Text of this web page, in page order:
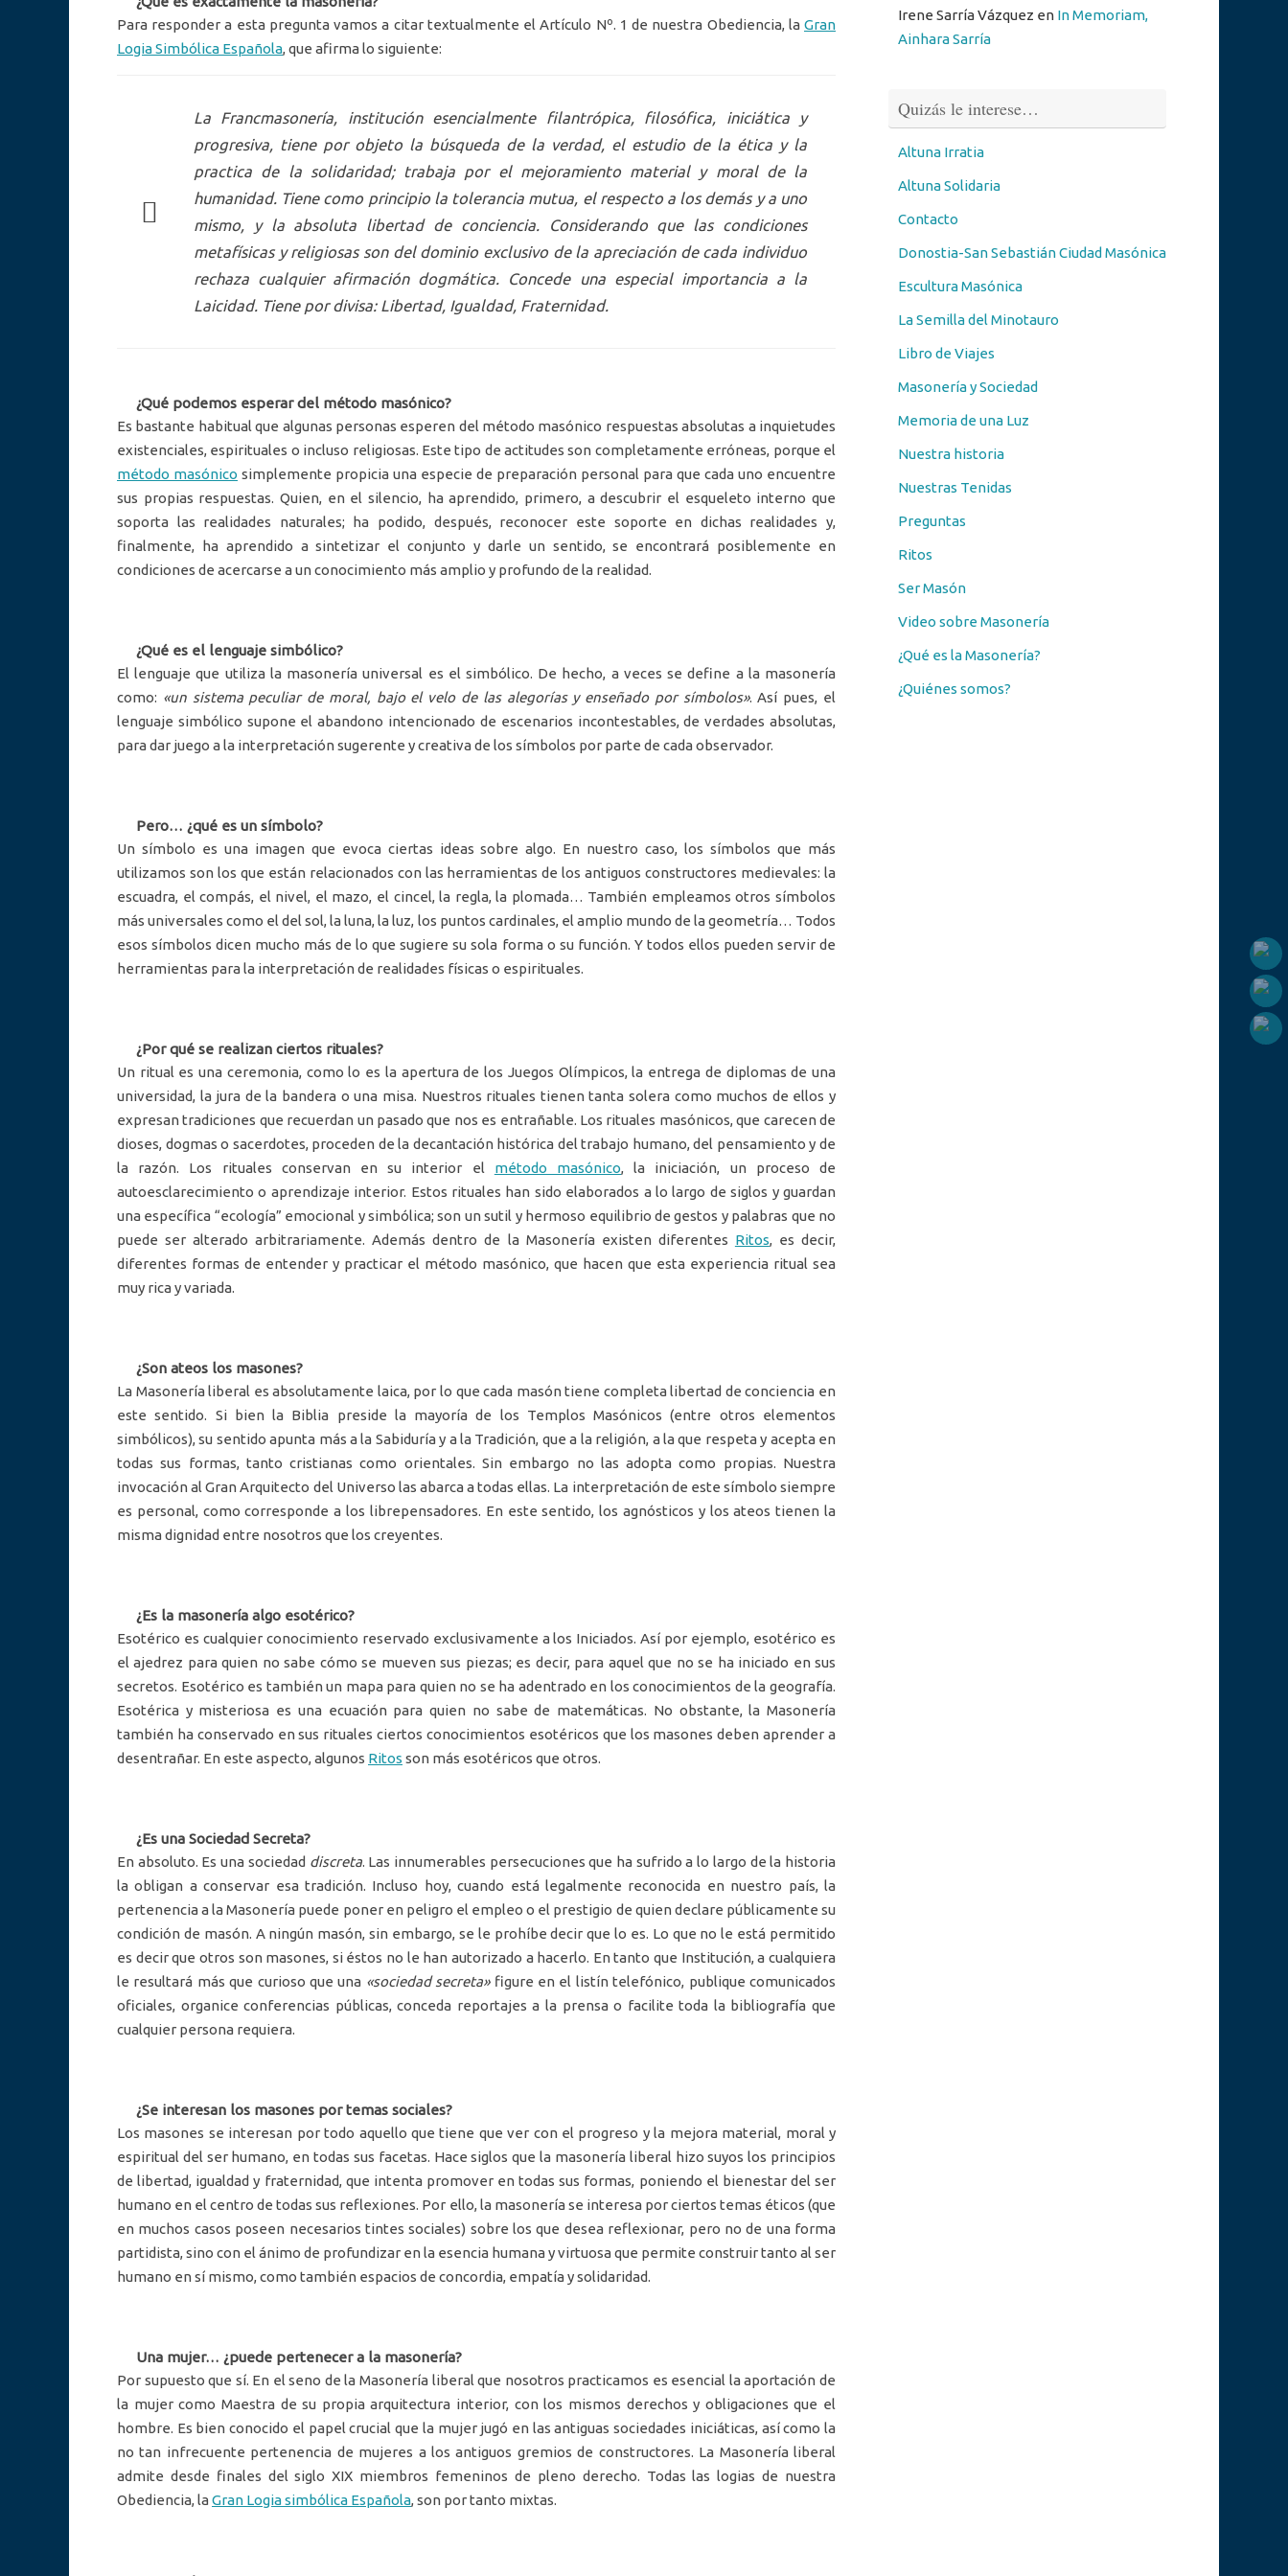
Para responder a esta pregunta vamos a citar textualmente el Artículo Nº. 1 de nuestra Obediencia, la Gran
Logia Simbólica Española, que afirma lo siguiente:
La Francmasonería, institución esencialmente filantrópica, filosófica, iniciática y
progresiva, tiene por objeto la búsqueda de la verdad, el estudio de la ética y la
practica de la solidaridad; trabaja por el mejoramiento material y moral de la
humanidad. Tiene como principio la tolerancia mutua, el respecto a los demás y a uno
mismo, y la absoluta libertad de conciencia. Considerando que las condiciones
metafísicas y religiosas son del dominio exclusivo de la apreciación de cada individuo
rechaza cualquier afirmación dogmática. Concede una especial importancia a la
Laicidad. Tiene por divisa: Libertad, Igualdad, Fraternidad.
¿Qué podemos esperar del método masónico?
Es bastante habitual que algunas personas esperen del método masónico respuestas absolutas a inquietudes
existenciales, espirituales o incluso religiosas. Este tipo de actitudes son completamente erróneas, porque el
método masónico simplemente propicia una especie de preparación personal para que cada uno encuentre
sus propias respuestas. Quien, en el silencio, ha aprendido, primero, a descubrir el esqueleto interno que
soporta las realidades naturales; ha podido, después, reconocer este soporte en dichas realidades y,
finalmente, ha aprendido a sintetizar el conjunto y darle un sentido, se encontrará posiblemente en
condiciones de acercarse a un conocimiento más amplio y profundo de la realidad.
¿Qué es el lenguaje simbólico?
El lenguaje que utiliza la masonería universal es el simbólico. De hecho, a veces se define a la masonería
como: «un sistema peculiar de moral, bajo el velo de las alegorías y enseñado por símbolos». Así pues, el
lenguaje simbólico supone el abandono intencionado de escenarios incontestables, de verdades absolutas,
para dar juego a la interpretación sugerente y creativa de los símbolos por parte de cada observador.
Pero… ¿qué es un símbolo?
Un símbolo es una imagen que evoca ciertas ideas sobre algo. En nuestro caso, los símbolos que más
utilizamos son los que están relacionados con las herramientas de los antiguos constructores medievales: la
escuadra, el compás, el nivel, el mazo, el cincel, la regla, la plomada… También empleamos otros símbolos
más universales como el del sol, la luna, la luz, los puntos cardinales, el amplio mundo de la geometría… Todos
esos símbolos dicen mucho más de lo que sugiere su sola forma o su función. Y todos ellos pueden servir de
herramientas para la interpretación de realidades físicas o espirituales.
¿Por qué se realizan ciertos rituales?
Un ritual es una ceremonia, como lo es la apertura de los Juegos Olímpicos, la entrega de diplomas de una
universidad, la jura de la bandera o una misa. Nuestros rituales tienen tanta solera como muchos de ellos y
expresan tradiciones que recuerdan un pasado que nos es entrañable. Los rituales masónicos, que carecen de
dioses, dogmas o sacerdotes, proceden de la decantación histórica del trabajo humano, del pensamiento y de
la razón. Los rituales conservan en su interior el método masónico, la iniciación, un proceso de
autoesclarecimiento o aprendizaje interior. Estos rituales han sido elaborados a lo largo de siglos y guardan
una específica “ecología” emocional y simbólica; son un sutil y hermoso equilibrio de gestos y palabras que no
puede ser alterado arbitrariamente. Además dentro de la Masonería existen diferentes Ritos, es decir,
diferentes formas de entender y practicar el método masónico, que hacen que esta experiencia ritual sea
muy rica y variada.
¿Son ateos los masones?
La Masonería liberal es absolutamente laica, por lo que cada masón tiene completa libertad de conciencia en
este sentido. Si bien la Biblia preside la mayoría de los Templos Masónicos (entre otros elementos
simbólicos), su sentido apunta más a la Sabiduría y a la Tradición, que a la religión, a la que respeta y acepta en
todas sus formas, tanto cristianas como orientales. Sin embargo no las adopta como propias. Nuestra
invocación al Gran Arquitecto del Universo las abarca a todas ellas. La interpretación de este símbolo siempre
es personal, como corresponde a los librepensadores. En este sentido, los agnósticos y los ateos tienen la
misma dignidad entre nosotros que los creyentes.
¿Es la masonería algo esotérico?
Esotérico es cualquier conocimiento reservado exclusivamente a los Iniciados. Así por ejemplo, esotérico es
el ajedrez para quien no sabe cómo se mueven sus piezas; es decir, para aquel que no se ha iniciado en sus
secretos. Esotérico es también un mapa para quien no se ha adentrado en los conocimientos de la geografía.
Esotérica y misteriosa es una ecuación para quien no sabe de matemáticas. No obstante, la Masonería
también ha conservado en sus rituales ciertos conocimientos esotéricos que los masones deben aprender a
desentrañar. En este aspecto, algunos Ritos son más esotéricos que otros.
¿Es una Sociedad Secreta?
En absoluto. Es una sociedad discreta. Las innumerables persecuciones que ha sufrido a lo largo de la historia
la obligan a conservar esa tradición. Incluso hoy, cuando está legalmente reconocida en nuestro país, la
pertenencia a la Masonería puede poner en peligro el empleo o el prestigio de quien declare públicamente su
condición de masón. A ningún masón, sin embargo, se le prohíbe decir que lo es. Lo que no le está permitido
es decir que otros son masones, si éstos no le han autorizado a hacerlo. En tanto que Institución, a cualquiera
le resultará más que curioso que una «sociedad secreta»figure en el listín telefónico, publique comunicados
oficiales, organice conferencias públicas, conceda reportajes a la prensa o facilite toda la bibliografía que
cualquier persona requiera.
¿Se interesan los masones por temas sociales?
Los masones se interesan por todo aquello que tiene que ver con el progreso y la mejora material, moral y
espiritual del ser humano, en todas sus facetas. Hace siglos que la masonería liberal hizo suyos los principios
de libertad, igualdad y fraternidad, que intenta promover en todas sus formas, poniendo el bienestar del ser
humano en el centro de todas sus reflexiones. Por ello, la masonería se interesa por ciertos temas éticos (que
en muchos casos poseen necesarios tintes sociales) sobre los que desea reflexionar, pero no de una forma
partidista, sino con el ánimo de profundizar en la esencia humana y virtuosa que permite construir tanto al ser
humano en sí mismo, como también espacios de concordia, empatía y solidaridad.
Una mujer… ¿puede pertenecer a la masonería?
Por supuesto que sí. En el seno de la Masonería liberal que nosotros practicamos es esencial la aportación de
la mujer como Maestra de su propia arquitectura interior, con los mismos derechos y obligaciones que el
hombre. Es bien conocido el papel crucial que la mujer jugó en las antiguas sociedades iniciáticas, así como la
no tan infrecuente pertenencia de mujeres a los antiguos gremios de constructores. La Masonería liberal
admite desde finales del siglo XIX miembros femeninos de pleno derecho. Todas las logias de nuestra
Obediencia, laGran Logia simbólica Española, son por tanto mixtas.
Irene Sarría Vázquez en In Memoriam,
Ainhara Sarría
Quizás le interese…
Altuna Irratia
Altuna Solidaria
Contacto
Donostia-San Sebastián Ciudad Masónica
Escultura Masónica
La Semilla del Minotauro
Libro de Viajes
Masonería y Sociedad
Memoria de una Luz
Nuestra historia
Nuestras Tenidas
Preguntas
Ritos
Ser Masón
Video sobre Masonería
¿Qué es la Masonería?
¿Quiénes somos?